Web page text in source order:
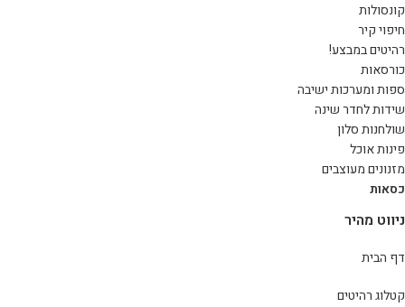
קונסולות
חיפוי קיר
רהיטים במבצע!
כורסאות
ספות ומערכות ישיבה
שידות לחדר שינה
שולחנות סלון
פינות אוכל
מזנונים מעוצבים
כסאות
ניווט מהיר
דף הבית
קטלוג רהיטים